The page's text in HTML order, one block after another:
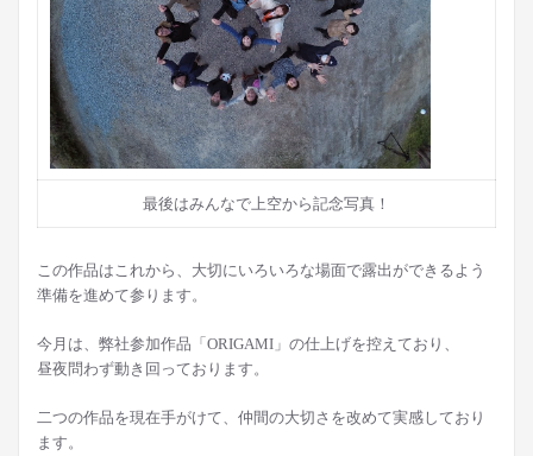
最後はみんなで上空から記念写真！
この作品はこれから、大切にいろいろな場面で露出ができるよう
準備を進めて参ります。
今月は、弊社参加作品「ORIGAMI」の仕上げを控えており、
昼夜問わず動き回っております。
二つの作品を現在手がけて、仲間の大切さを改めて実感しており
ます。